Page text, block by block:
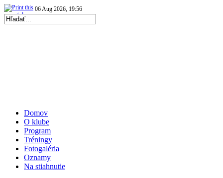
06 Aug 2026, 19:56
Domov
O klube
Program
Tréningy
Fotogaléria
Oznamy
Na stiahnutie